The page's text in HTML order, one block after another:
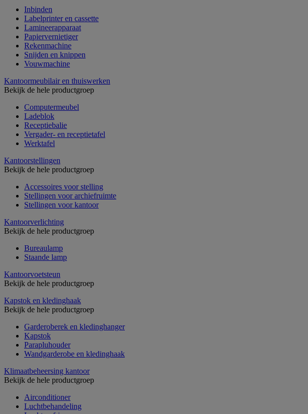
Inbinden
Labelprinter en cassette
Lamineerapparaat
Papiervernietiger
Rekenmachine
Snijden en knippen
Vouwmachine
Kantoormeubilair en thuiswerken
Bekijk de hele productgroep
Computermeubel
Ladeblok
Receptiebalie
Vergader- en receptietafel
Werktafel
Kantoorstellingen
Bekijk de hele productgroep
Accessoires voor stelling
Stellingen voor archiefruimte
Stellingen voor kantoor
Kantoorverlichting
Bekijk de hele productgroep
Bureaulamp
Staande lamp
Kantoorvoetsteun
Bekijk de hele productgroep
Kapstok en kledinghaak
Bekijk de hele productgroep
Garderoberek en kledinghanger
Kapstok
Parapluhouder
Wandgarderobe en kledinghaak
Klimaatbeheersing kantoor
Bekijk de hele productgroep
Airconditioner
Luchtbehandeling